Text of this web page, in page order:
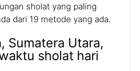
sholat yang paling
dari 19 metode yang ada.
Sumatera Utara,
sholat hari